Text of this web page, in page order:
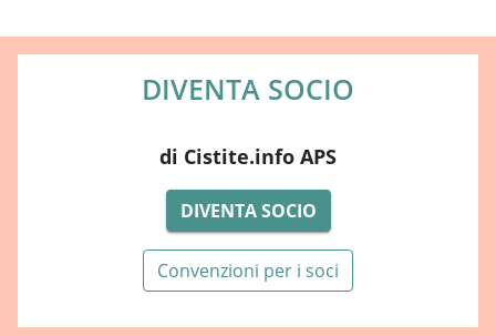
DIVENTA SOCIO
di Cistite.info APS
DIVENTA SOCIO
Convenzioni per i soci